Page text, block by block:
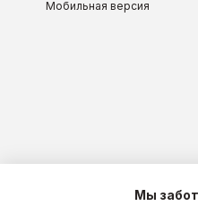
Мобильная версия
Мы